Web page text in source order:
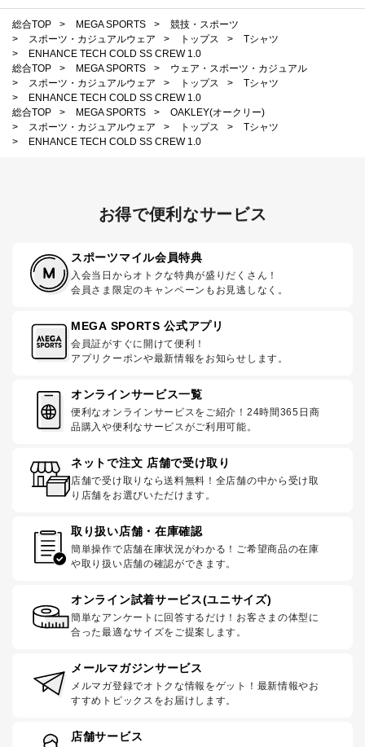
総合TOP > MEGA SPORTS >
競技・スポーツ
>
スポーツ・カジュアルウェア > トップス >
Tシャツ
>
ENHANCE TECH COLD SS CREW 1.0
総合TOP
> MEGA SPORTS >
ウェア・スポーツ・カジュアル
>
スポーツ・カジュアルウェア > トップス >
Tシャツ
>
ENHANCE TECH COLD SS CREW 1.0
総合TOP
> MEGA SPORTS >
OAKLEY(オークリー)
>
スポーツ・カジュアルウェア > トップス >
Tシャツ
>
ENHANCE TECH COLD SS CREW 1.0
お得で便利なサービス
スポーツマイル会員特典
入会当日からオトクな特典が盛りだくさん！
会員さま限定のキャンペーンもお見逃しなく。
MEGA SPORTS 公式アプリ
会員証がすぐに開けて便利！
アプリクーポンや最新情報をお知らせします。
オンラインサービス一覧
便利なオンラインサービスをご紹介！24時間365日商
品購入や便利なサービスがご利用可能。
ネットで注文 店舗で受け取り
店舗で受け取りなら送料無料！全店舗の中から受け取
り店舗をお選びいただけます。
取り扱い店舗・在庫確認
簡単操作で店舗在庫状況がわかる！ご希望商品の在庫
や取り扱い店舗の確認ができます。
オンライン試着サービス(ユニサイズ)
簡単なアンケートに回答するだけ！お客さまの体型に
合った最適なサイズをご提案します。
メールマガジンサービス
メルマガ登録でオトクな情報をゲット！最新情報やお
すすめトピックスをお届けします。
店舗サービス